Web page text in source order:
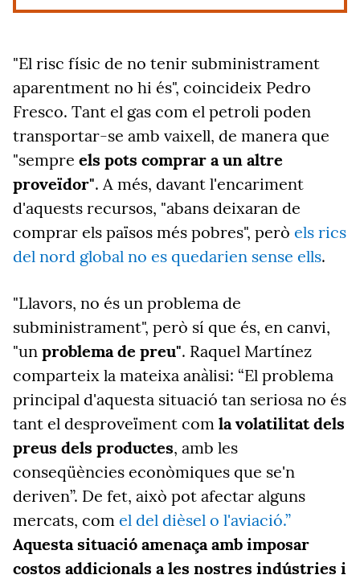
"El risc físic de no tenir subministrament
aparentment no hi és", coincideix Pedro
Fresco. Tant el gas com el petroli poden
transportar-se amb vaixell, de manera que
"sempre els pots comprar a un altre
proveïdor". A més, davant l'encariment
d'aquests recursos, "abans deixaran de
comprar els països més pobres", però els rics
del nord global no es quedarien sense ells.
"Llavors, no és un problema de
subministrament", però sí que és, en canvi,
"un problema de preu". Raquel Martínez
comparteix la mateixa anàlisi: “El problema
principal d'aquesta situació tan seriosa no és
tant el desproveïment com la volatilitat dels
preus dels productes, amb les
conseqüències econòmiques que se'n
deriven”. De fet, això pot afectar alguns
mercats, com el del dièsel o l'aviació.”
Aquesta situació amenaça amb imposar
costos addicionals a les nostres indústries i